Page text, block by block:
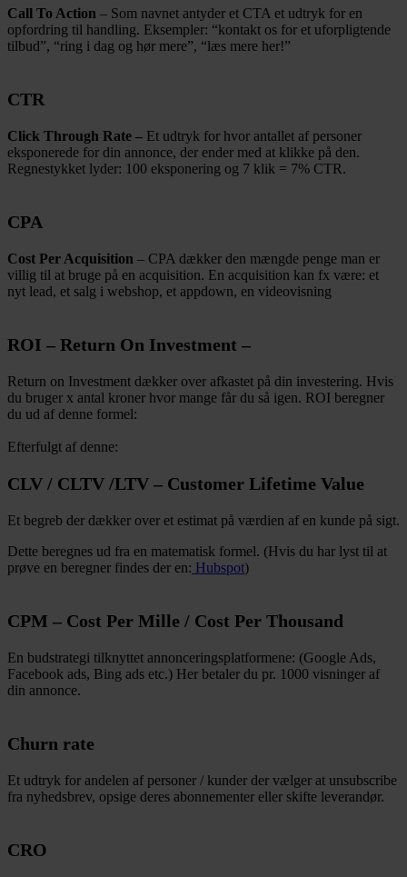
Call To Action – Som navnet antyder et CTA et udtryk for en
opfordring til handling. Eksempler: “kontakt os for et uforpligtende
tilbud”, “ring i dag og hør mere”, “læs mere her!”
CTR
Click Through Rate – Et udtryk for hvor antallet af personer
eksponerede for din annonce, der ender med at klikke på den.
Regnestykket lyder: 100 eksponering og 7 klik = 7% CTR.
CPA
Cost Per Acquisition – CPA dækker den mængde penge man er
villig til at bruge på en acquisition. En acquisition kan fx være: et
nyt lead, et salg i webshop, et appdown, en videovisning
ROI – Return On Investment –
Return on Investment dækker over afkastet på din investering. Hvis
du bruger x antal kroner hvor mange får du så igen. ROI beregner
du ud af denne formel:
Efterfulgt af denne:
CLV / CLTV /LTV – Customer Lifetime Value
Et begreb der dækker over et estimat på værdien af en kunde på sigt.
Dette beregnes ud fra en matematisk formel. (Hvis du har lyst til at
prøve en beregner findes der en: Hubspot)
CPM – Cost Per Mille / Cost Per Thousand
En budstrategi tilknyttet annonceringsplatformene: (Google Ads,
Facebook ads, Bing ads etc.) Her betaler du pr. 1000 visninger af
din annonce.
Churn rate
Et udtryk for andelen af personer / kunder der vælger at unsubscribe
fra nyhedsbrev, opsige deres abonnementer eller skifte leverandør.
CRO